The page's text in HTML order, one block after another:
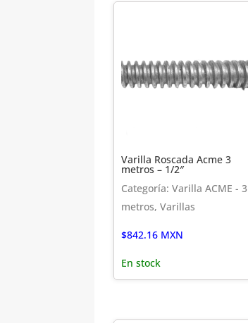
Varilla Roscada Acme 3
metros – 1/2″
Categoría: Varilla ACME - 3
metros, Varillas
$842.16 MXN
En stock